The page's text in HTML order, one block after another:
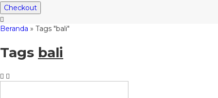
Checkout
Beranda » Tags "bali"
Tags bali